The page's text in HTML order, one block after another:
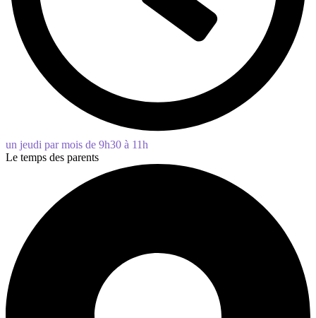
un jeudi par mois de 9h30 à 11h
Le temps des parents